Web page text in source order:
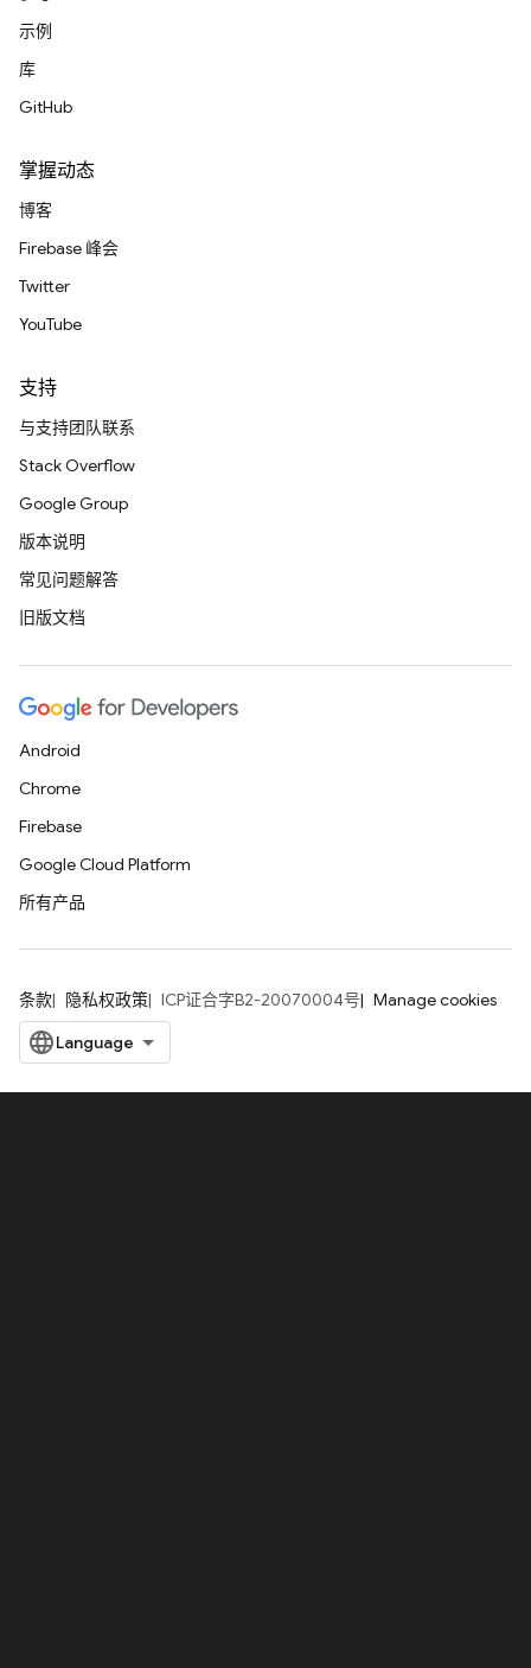
示例
库
GitHub
掌握动态
博客
Firebase 峰会
Twitter
YouTube
支持
与支持团队联系
Stack Overflow
Google Group
版本说明
常见问题解答
旧版文档
Android
Chrome
Firebase
Google Cloud Platform
所有产品
条款 隐私权政策 ICP证合字B2-20070004号 Manage cookies